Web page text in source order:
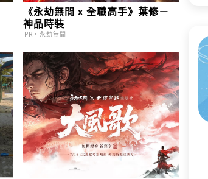
《永劫無間 x 全職高手》葉修－
神品時裝
PR・永劫無間